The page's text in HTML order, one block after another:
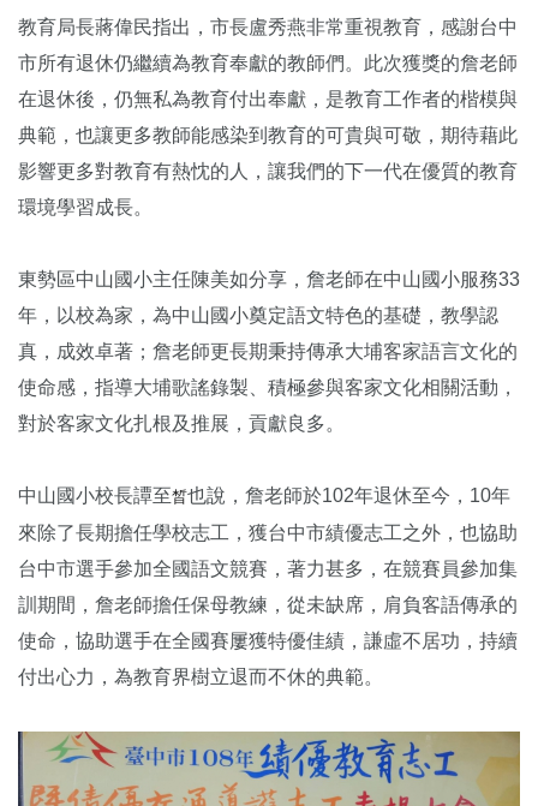
教育局長蔣偉民指出，市長盧秀燕非常重視教育，感謝台中
市所有退休仍繼續為教育奉獻的教師們。此次獲獎的詹老師
在退休後，仍無私為教育付出奉獻，是教育工作者的楷模與
典範，也讓更多教師能感染到教育的可貴與可敬，期待藉此
影響更多對教育有熱忱的人，讓我們的下一代在優質的教育
環境學習成長。
東勢區中山國小主任陳美如分享，詹老師在中山國小服務33
年，以校為家，為中山國小奠定語文特色的基礎，教學認
真，成效卓著；詹老師更長期秉持傳承大埔客家語言文化的
使命感，指導大埔歌謠錄製、積極參與客家文化相關活動，
對於客家文化扎根及推展，貢獻良多。
中山國小校長譚至晳也說，詹老師於102年退休至今，10年
來除了長期擔任學校志工，獲台中市績優志工之外，也協助
台中市選手參加全國語文競賽，著力甚多，在競賽員參加集
訓期間，詹老師擔任保母教練，從未缺席，肩負客語傳承的
使命，協助選手在全國賽屢獲特優佳績，謙虛不居功，持續
付出心力，為教育界樹立退而不休的典範。